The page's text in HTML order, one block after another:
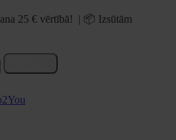
25 € vērtībā! | 📦 Izsūtām